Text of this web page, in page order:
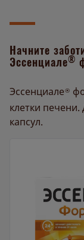
Начните
Эссенциале®
Эссенциале®
клетки печени.
капсул.